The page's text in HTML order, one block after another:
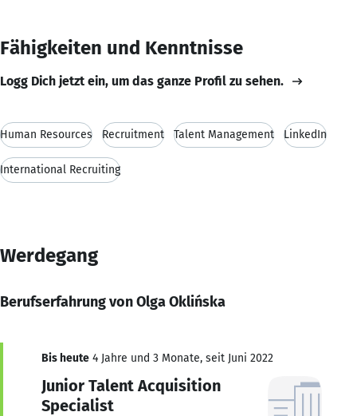
Fähigkeiten und Kenntnisse
Logg Dich jetzt ein, um das ganze Profil zu sehen.
Human Resources Recruitment Talent Management LinkedIn
International Recruiting
Werdegang
Berufserfahrung von Olga Oklińska
Bis heute 4 Jahre und 3 Monate, seit Juni 2022
Junior Talent Acquisition
Specialist